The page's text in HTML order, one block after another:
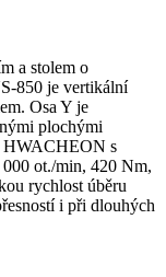
a stolem o
850 je vertikální
Osa Y je
plochými
HWACHEON s
ot./min, 420 Nm,
rychlost úběru
i při dlouhých